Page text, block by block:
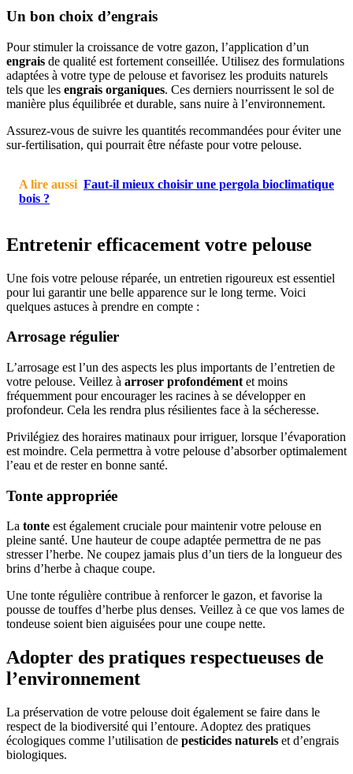
Un bon choix d’engrais
Pour stimuler la croissance de votre gazon, l’application d’un
engrais de qualité est fortement conseillée. Utilisez des formulations
adaptées à votre type de pelouse et favorisez les produits naturels
tels que les engrais organiques. Ces derniers nourrissent le sol de
manière plus équilibrée et durable, sans nuire à l’environnement.
Assurez-vous de suivre les quantités recommandées pour éviter une
sur-fertilisation, qui pourrait être néfaste pour votre pelouse.
A lire aussi Faut-il mieux choisir une pergola bioclimatique
bois ?
Entretenir efficacement votre pelouse
Une fois votre pelouse réparée, un entretien rigoureux est essentiel
pour lui garantir une belle apparence sur le long terme. Voici
quelques astuces à prendre en compte :
Arrosage régulier
L’arrosage est l’un des aspects les plus importants de l’entretien de
votre pelouse. Veillez à arroser profondément et moins
fréquemment pour encourager les racines à se développer en
profondeur. Cela les rendra plus résilientes face à la sécheresse.
Privilégiez des horaires matinaux pour irriguer, lorsque l’évaporation
est moindre. Cela permettra à votre pelouse d’absorber optimalement
l’eau et de rester en bonne santé.
Tonte appropriée
La tonte est également cruciale pour maintenir votre pelouse en
pleine santé. Une hauteur de coupe adaptée permettra de ne pas
stresser l’herbe. Ne coupez jamais plus d’un tiers de la longueur des
brins d’herbe à chaque coupe.
Une tonte régulière contribue à renforcer le gazon, et favorise la
pousse de touffes d’herbe plus denses. Veillez à ce que vos lames de
tondeuse soient bien aiguisées pour une coupe nette.
Adopter des pratiques respectueuses de
l’environnement
La préservation de votre pelouse doit également se faire dans le
respect de la biodiversité qui l’entoure. Adoptez des pratiques
écologiques comme l’utilisation de pesticides naturels et d’engrais
biologiques.